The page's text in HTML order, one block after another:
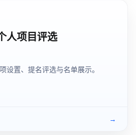
人项目评选
设置、提名评选与名单展示。
→